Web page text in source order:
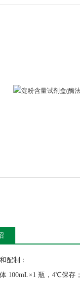
配制：
100mL×1 瓶，4℃保存；